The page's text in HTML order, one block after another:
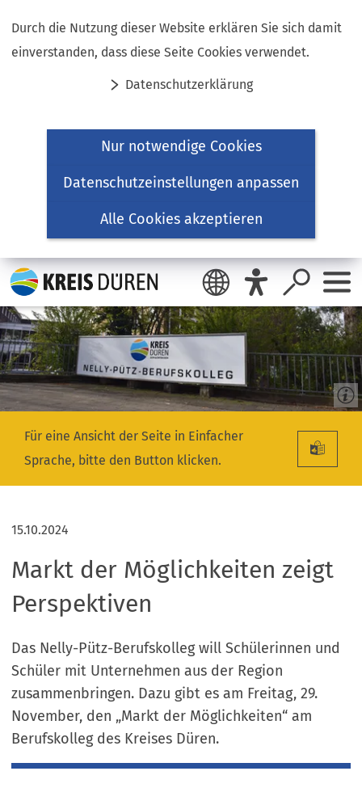
Durch die Nutzung dieser Website erklären Sie sich damit
einverstanden, dass diese Seite Cookies verwendet.
Datenschutzerklärung
Nur notwendige Cookies
Datenschutzeinstellungen anpassen
Alle Cookies akzeptieren
Inhalt anspringen
Für eine Ansicht der Seite in Einfacher
Sprache, bitte den Button klicken.
15.10.2024
Markt der Möglichkeiten zeigt
Perspektiven
Das Nelly-Pütz-Berufskolleg will Schülerinnen und
Schüler mit Unternehmen aus der Region
zusammenbringen. Dazu gibt es am Freitag, 29.
November, den „Markt der Möglichkeiten“ am
Berufskolleg des Kreises Düren.